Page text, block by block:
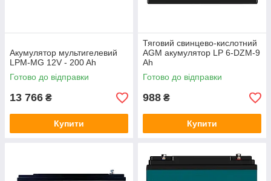
Акумулятор мультигелевий
LPM-MG 12V - 200 Ah
Готово до відправки
13 766 ₴
Купити
Тяговий свинцево-кислотний
AGM акумулятор LP 6-DZM-9
Ah
Готово до відправки
988 ₴
Купити